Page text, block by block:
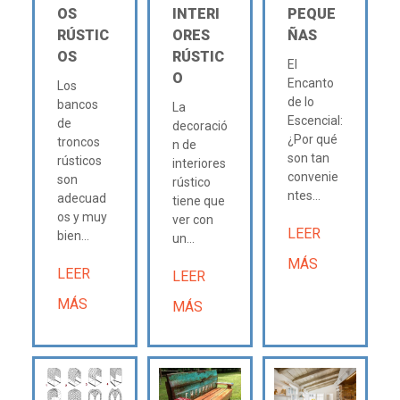
OS
RÚSTIC
OS
Los
bancos
de
troncos
rústicos
son
adecuad
os y muy
bien...
LEER
MÁS
INTERI
ORES
RÚSTIC
O
La
decoració
n de
interiores
rústico
tiene que
ver con
un...
LEER
MÁS
PEQUE
ÑAS
El
Encanto
de lo
Escencial:
¿Por qué
son tan
convenie
ntes...
LEER
MÁS